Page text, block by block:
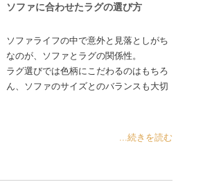
ソファに合わせたラグの選び方
ソファライフの中で意外と見落としがち
なのが、ソファとラグの関係性。
ラグ選びでは色柄にこだわるのはもちろ
ん、ソファのサイズとのバランスも大切
...続きを読む